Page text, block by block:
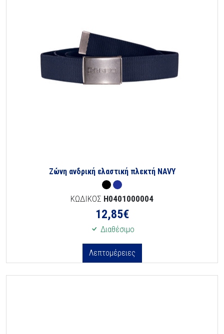
Ζώνη ανδρική ελαστική πλεκτή NAVY
ΚΩΔΙΚΟΣ H0401000004
12,85€
Διαθέσιμο
Λεπτομέρειες